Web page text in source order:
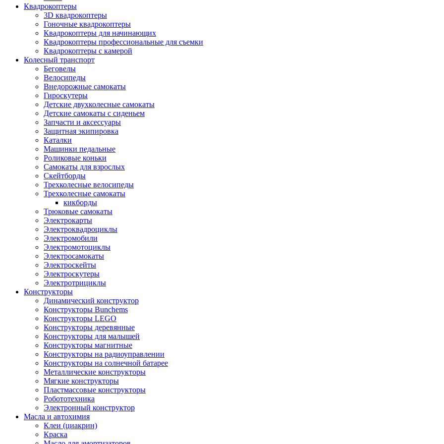
Квадрокоптеры
3D квадрокоптеры
Гоночные квадрокоптеры
Квадрокоптеры для начинающих
Квадрокоптеры профессиональные для съемки
Квадрокоптеры с камерой
Колесный транспорт
Беговелы
Велосипеды
Внедорожные самокаты
Гироскутеры
Детские двухколесные самокаты
Детские самокаты с сиденьем
Запчасти и аксессуары
Защитная экипировка
Каталки
Машинки педальные
Роликовые коньки
Самокаты для взрослых
Скейтборды
Трехколесные велосипеды
Трехколесные самокаты
кикборды
Трюковые самокаты
Электрокарты
Электроквадроциклы
Электромобили
Электромотоциклы
Электросамокаты
Электроскейты
Электроскутеры
Электротрициклы
Конструкторы
Динамический конструктор
Конструкторы Bunchems
Конструкторы LEGO
Конструкторы деревянные
Конструкторы для малышей
Конструкторы магнитные
Конструкторы на радиоуправлении
Конструкторы на солнечной батарее
Металлические конструкторы
Мягкие конструкторы
Пластмассовые конструкторы
Робототехника
Электронный конструктор
Масла и автохимия
Клеи (циакрин)
Краска